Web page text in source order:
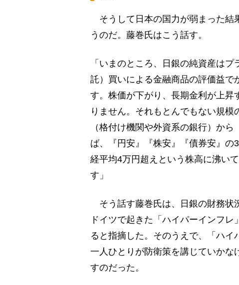
そうして日本の国力が弱まった結
うのだ。藤巻氏はこう話す。
「いまのところ、日銀の純資産は
託）買いによる金融商品の評価益
す。株価が下がり、長期金利が上昇
りません。それもとんでもない規
（格付け機関や外資系の銀行）か
ば、『円安』『株安』『債券安』の
経平均4万円超えという株高に沸い
す」
そう話す藤巻氏は、日銀の財務状
ドイツで起きた「ハイパーインフ
ると指摘した。そのうえで、「ハ
一人ひとりが防衛策を講じていかな
すのだった。